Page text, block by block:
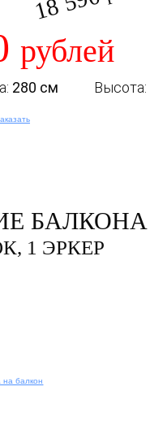
рублей
280 см Высота:
БАЛКОНА
1 ЭРКЕР